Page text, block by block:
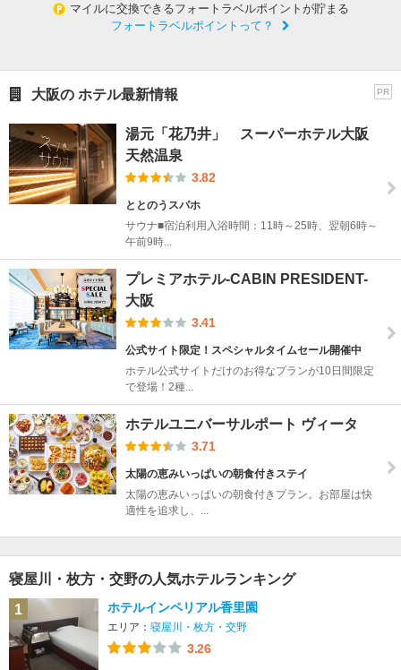
マイルに交換できるフォートラベルポイントが貯まる
フォートラベルポイントって？
PR
大阪の ホテル最新情報
湯元「花乃井」 スーパーホテル大阪
天然温泉
3.82
ととのうスパホ
サウナ■宿泊利用入浴時間：11時～25時、翌朝6時～
午前9時...
プレミアホテル-CABIN PRESIDENT-
大阪
3.41
公式サイト限定！スペシャルタイムセール開催中
ホテル公式サイトだけのお得なプランが10日間限定
で登場！2種...
ホテルユニバーサルポート ヴィータ
3.71
太陽の恵みいっぱいの朝食付きステイ
太陽の恵みいっぱいの朝食付きプラン。お部屋は快
適性を追求し、...
寝屋川・枚方・交野の人気ホテルランキング
1
ホテルインペリアル香里園
エリア： 寝屋川・枚方・交野
3.26